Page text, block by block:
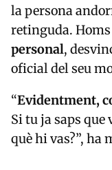
la persona
retinguda.
personal,
oficial del seu
“Evidentment,
Si tu ja saps que
què hi vas?”, ha